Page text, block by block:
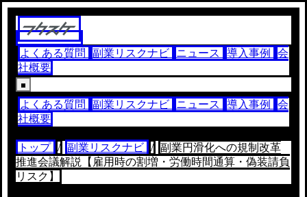
よくある質問 副業リスクナビ ニュース 導入事例
会
社概要
よくある質問 副業リスクナビ ニュース 導入事例
会
社概要
トップ / 副業リスクナビ / 副業円滑化への規制改革
推進会議解説【雇用時の割増・労働時間通算・偽装請負
リスク】